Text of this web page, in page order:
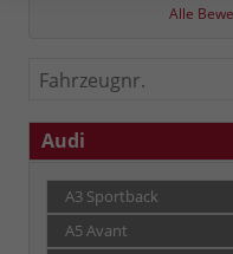
Alle
Fahrzeugnr.
Audi
A3 Sportback
A5 Avant